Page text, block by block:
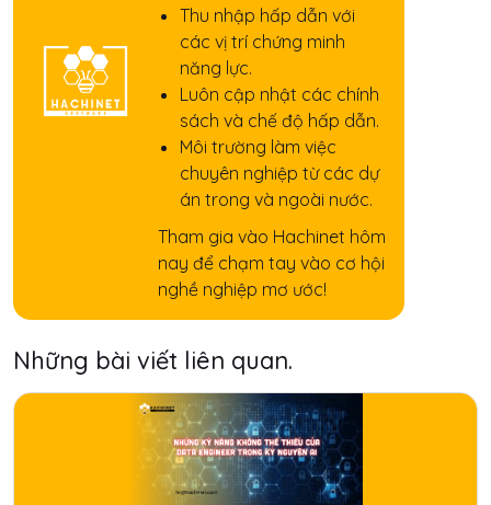
Thu nhập hấp dẫn với
các vị trí chứng minh
năng lực.
Luôn cập nhật các chính
sách và chế độ hấp dẫn.
Môi trường làm việc
chuyên nghiệp từ các dự
án trong và ngoài nước.
Tham gia vào Hachinet hôm
nay để chạm tay vào cơ hội
nghề nghiệp mơ ước!
Những bài viết liên quan.